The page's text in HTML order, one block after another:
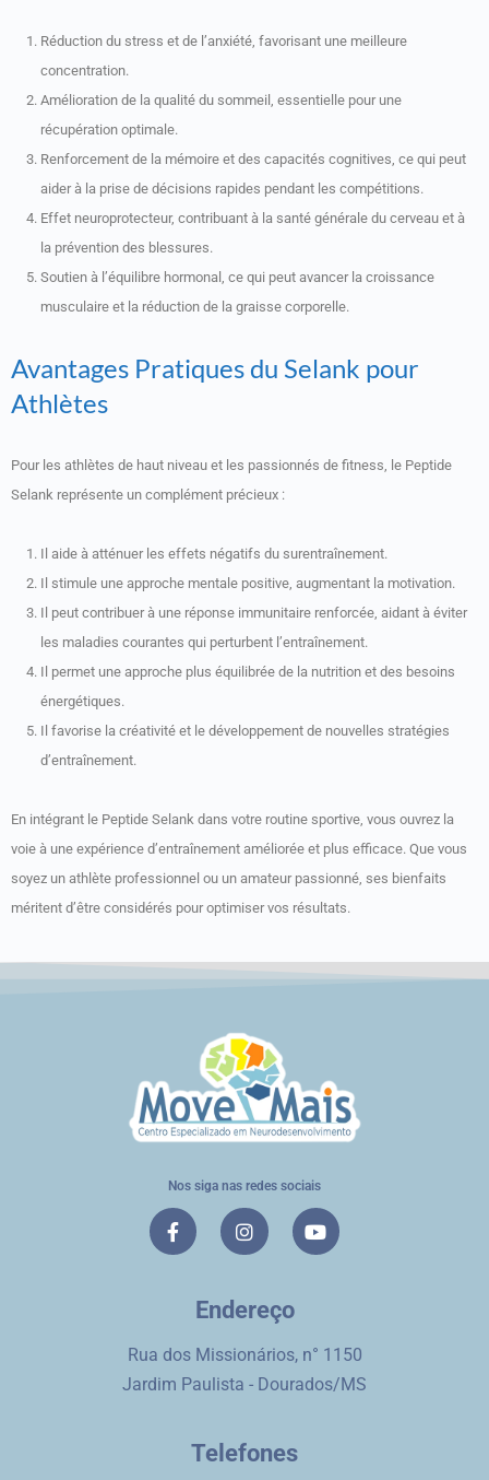
Réduction du stress et de l’anxiété, favorisant une meilleure
concentration.
Amélioration de la qualité du sommeil, essentielle pour une
récupération optimale.
Renforcement de la mémoire et des capacités cognitives, ce qui peut
aider à la prise de décisions rapides pendant les compétitions.
Effet neuroprotecteur, contribuant à la santé générale du cerveau et à
la prévention des blessures.
Soutien à l’équilibre hormonal, ce qui peut avancer la croissance
musculaire et la réduction de la graisse corporelle.
Avantages Pratiques du Selank pour
Athlètes
Pour les athlètes de haut niveau et les passionnés de fitness, le Peptide
Selank représente un complément précieux :
Il aide à atténuer les effets négatifs du surentraînement.
Il stimule une approche mentale positive, augmentant la motivation.
Il peut contribuer à une réponse immunitaire renforcée, aidant à éviter
les maladies courantes qui perturbent l’entraînement.
Il permet une approche plus équilibrée de la nutrition et des besoins
énergétiques.
Il favorise la créativité et le développement de nouvelles stratégies
d’entraînement.
En intégrant le Peptide Selank dans votre routine sportive, vous ouvrez la
voie à une expérience d’entraînement améliorée et plus efficace. Que vous
soyez un athlète professionnel ou un amateur passionné, ses bienfaits
méritent d’être considérés pour optimiser vos résultats.
Nos siga nas redes sociais
Endereço
Rua dos Missionários, n° 1150
Jardim Paulista - Dourados/MS
Telefones